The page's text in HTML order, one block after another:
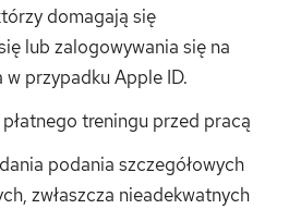
domagają się
lub zalogowywania się na
w przypadku Apple ID.
treningu przed pracą
podania szczegółowych
zwłaszcza nieadekwatnych